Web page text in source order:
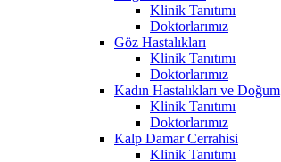
Klinik Tanıtımı
Doktorlarımız
Göz Hastalıkları
Klinik Tanıtımı
Doktorlarımız
Kadın Hastalıkları ve Doğum
Klinik Tanıtımı
Doktorlarımız
Kalp Damar Cerrahisi
Klinik Tanıtımı